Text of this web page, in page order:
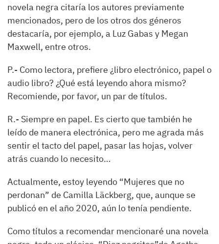
novela negra citaría los autores previamente
mencionados, pero de los otros dos géneros
destacaría, por ejemplo, a Luz Gabas y Megan
Maxwell, entre otros.
P.- Como lectora, prefiere ¿libro electrónico, papel o
audio libro? ¿Qué está leyendo ahora mismo?
Recomiende, por favor, un par de títulos.
R.- Siempre en papel. Es cierto que también he
leído de manera electrónica, pero me agrada más
sentir el tacto del papel, pasar las hojas, volver
atrás cuando lo necesito…
Actualmente, estoy leyendo “Mujeres que no
perdonan” de Camilla Läckberg, que, aunque se
publicó en el año 2020, aún lo tenía pendiente.
Como títulos a recomendar mencionaré una novela